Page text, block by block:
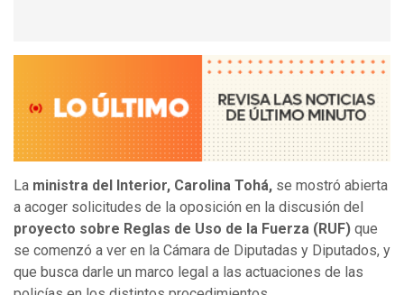
La ministra del Interior, Carolina Tohá, se mostró abierta
a acoger solicitudes de la oposición en la discusión del
proyecto sobre Reglas de Uso de la Fuerza (RUF) que
se comenzó a ver en la Cámara de Diputadas y Diputados, y
que busca darle un marco legal a las actuaciones de las